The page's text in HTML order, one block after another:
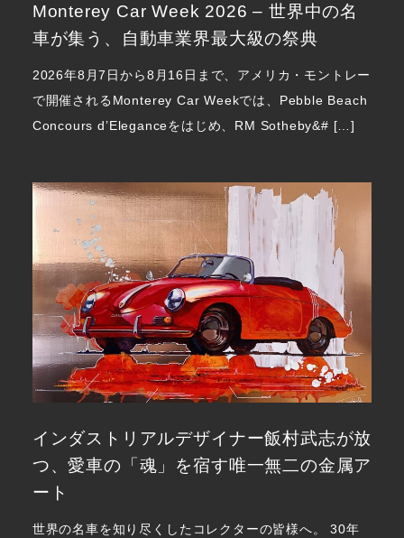
Monterey Car Week 2026 – 世界中の名
車が集う、自動車業界最大級の祭典
2026年8月7日から8月16日まで、アメリカ・モントレー
で開催されるMonterey Car Weekでは、Pebble Beach
Concours d’Eleganceをはじめ、RM Sotheby&# […]
インダストリアルデザイナー飯村武志が放
つ、愛車の「魂」を宿す唯一無二の金属ア
ート
世界の名車を知り尽くしたコレクターの皆様へ。 30年